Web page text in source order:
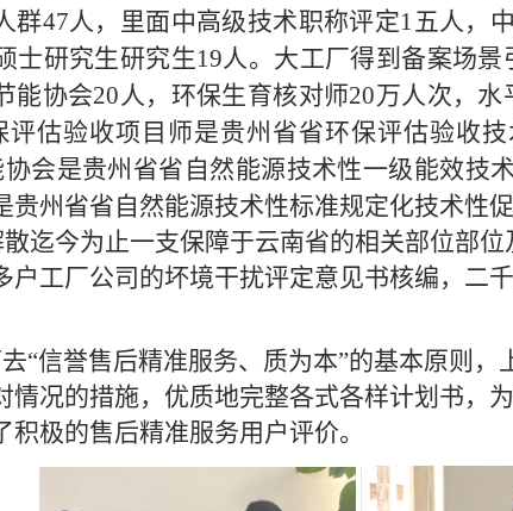
群47人，里面中高级技术职称评定1五人，
士研究生研究生19人。大工厂得到备案场景
能协会20人，环保生育核对师20万人次，
评估验收项目师是贵州省省环保评估验收
会是贵州省省自然能源技术性一级能效技
贵州省省自然能源技术性标准规定化技术性促
散迄今为止一支保障于云南省的相关部位部
户工厂公司的坏境干扰评定意见书核编，二
“信誉售后精准服务、质为本”的基本原则，
情况的措施，优质地完整各式各样计划书，
积极的售后精准服务用户评价。